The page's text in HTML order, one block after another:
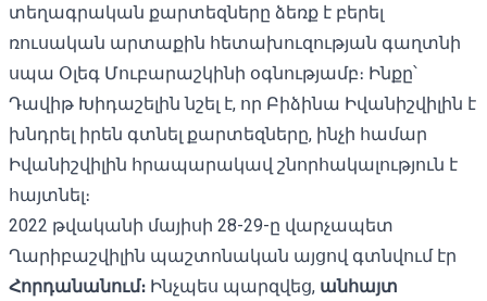
տեղագրական քարտեզները ձեռք է բերել
ռուսական արտաքին հետախուզության գաղտնի
սպա Օլեգ Մուբարաշկինի օգնությամբ։ Ինքը՝
Դավիթ Խիդաշելին նշել է, որ Բիձինա Իվանիշվիլին է
խնդրել իրեն գտնել քարտեզները, ինչի համար
Իվանիշվիլին հրապարակավ շնորհակալություն է
հայտնել։
2022 թվականի մայիսի 28-29-ը վարչապետ
Ղարիբաշվիլին պաշտոնական այցով գտնվում էր
Հորդանանում։ Ինչպես պարզվեց, անհայտ